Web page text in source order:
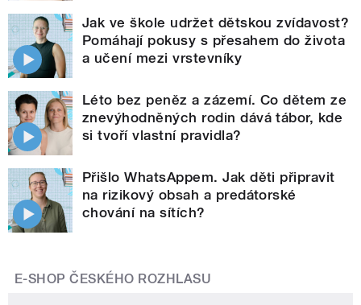
Jak ve škole udržet dětskou zvídavost?
Pomáhají pokusy s přesahem do života
a učení mezi vrstevníky
Léto bez peněz a zázemí. Co dětem ze
znevýhodněných rodin dává tábor, kde
si tvoří vlastní pravidla?
Přišlo WhatsAppem. Jak děti připravit
na rizikový obsah a predátorské
chování na sítích?
E-SHOP ČESKÉHO ROZHLASU